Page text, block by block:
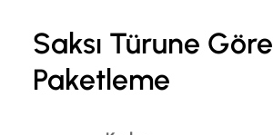
Saksı Türune Göre
Paketleme